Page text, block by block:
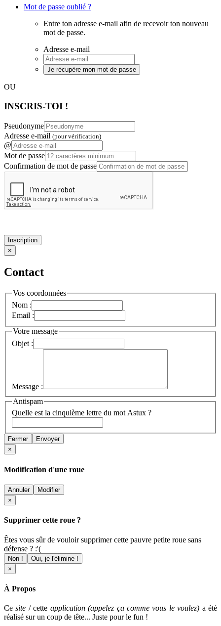
Mot de passe oublié ?
Entre ton adresse e-mail afin de recevoir ton nouveau
mot de passe.
Adresse e-mail
Je récupère mon mot de passe
OU
INSCRIS-TOI !
Pseudonyme
Adresse e-mail (pour vérification)
@
Mot de passe
Confirmation de mot de passe
Inscription
×
Contact
Vos coordonnées
Nom :
Email :
Votre message
Objet :
Message :
Antispam
Quelle est la cinquième lettre du mot Astux ?
Fermer
Envoyer
×
Modification d'une roue
Annuler
Modifier
×
Supprimer cette roue ?
Êtes vous sûr de vouloir supprimer cette pauvre petite roue sans
défense ? :'(
Non !
Oui, je l'élimine !
×
À Propos
Cesite / cette application (appelez ça comme vous le voulez) a été
réalisé sur un coup de tête... Juste pour le fun !